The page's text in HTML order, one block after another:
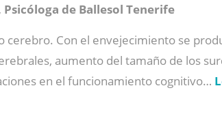
de Ballesol Tenerife
Con el envejecimiento se
aumento del tamaño de los
en el funcionamiento cognitivo…